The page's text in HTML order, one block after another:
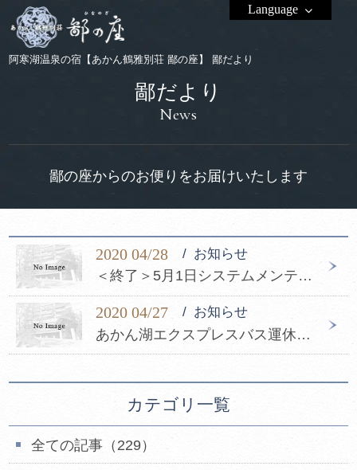
阿寒湖温泉の宿【あかん鶴雅別荘 鄙の座】 鄙だより
Language
鄙だより
News
鄙の座からのお便りをお届けいたします
2020 04/28 お知らせ
＜終了＞5月1日システムメンテナンスに伴うクレジットカード事前決済システム停止のお知らせ
2020 04/27 お知らせ
あかん湖エクスプレスバス運休延長のお知らせ
カテゴリ一覧
全ての記事（229）